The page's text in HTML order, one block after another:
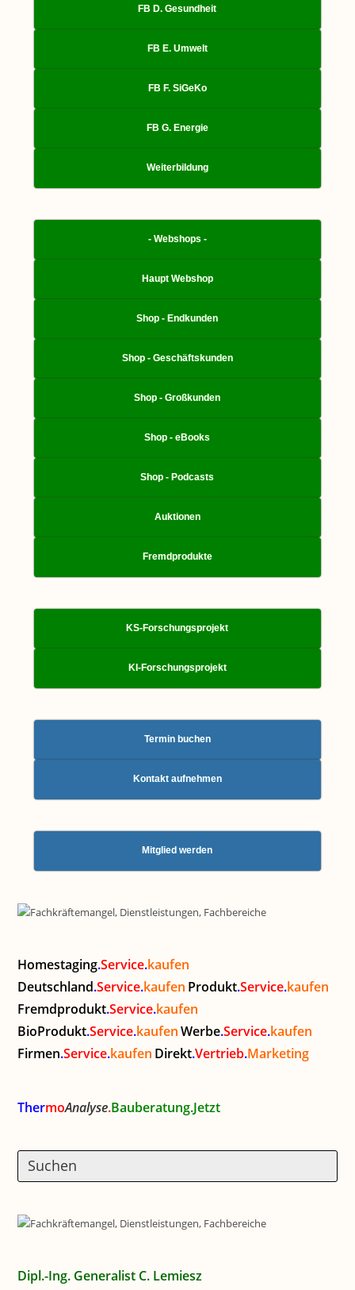
FB D. Gesundheit
FB E. Umwelt
FB F. SiGeKo
FB G. Energie
Weiterbildung
- Webshops -
Haupt Webshop
Shop - Endkunden
Shop - Geschäftskunden
Shop - Großkunden
Shop - eBooks
Shop - Podcasts
Auktionen
Fremdprodukte
KS-Forschungsprojekt
KI-Forschungsprojekt
Termin buchen
Kontakt aufnehmen
Mitglied werden
Homestaging.Service.kaufen
Deutschland.Service.kaufen Produkt.Service.kaufen
Fremdprodukt.Service.kaufen
BioProdukt.Service.kaufen Werbe.Service.kaufen
Firmen.Service.kaufen Direkt.Vertrieb.Marketing
ThermoAnalyse.Bauberatung.Jetzt
Dipl.-Ing. Generalist C. Lemiesz